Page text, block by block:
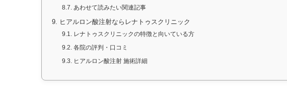
8.7. あわせて読みたい関連記事
9. ヒアルロン酸注射ならレナトゥスクリニック
9.1.
レナトゥスクリニックの特徴と向いている方
9.2. 各院の評判・口コミ
9.3.
ヒアルロン酸注射 施術詳細